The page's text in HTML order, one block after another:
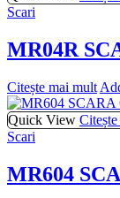
Scari
MR04R
Citește mai mult
Quick View
Scari
MR604